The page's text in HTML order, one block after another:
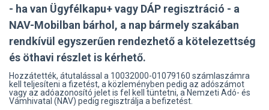
- ha van Ügyfélkapu+ vagy DÁP regisztráció - a
NAV-Mobilban bárhol, a nap bármely szakában
rendkívül egyszerűen rendezhető a kötelezettség
és öthavi részlet is kérhető.
Hozzátették, átutalással a 10032000-01079160 számlaszámra
kell teljesíteni a fizetést, a közleményben pedig az adószámot
vagy az adóazonosító jelet is fel kell tüntetni, a Nemzeti Adó- és
Vámhivatal (NAV) pedig regisztrálja a befizetést.